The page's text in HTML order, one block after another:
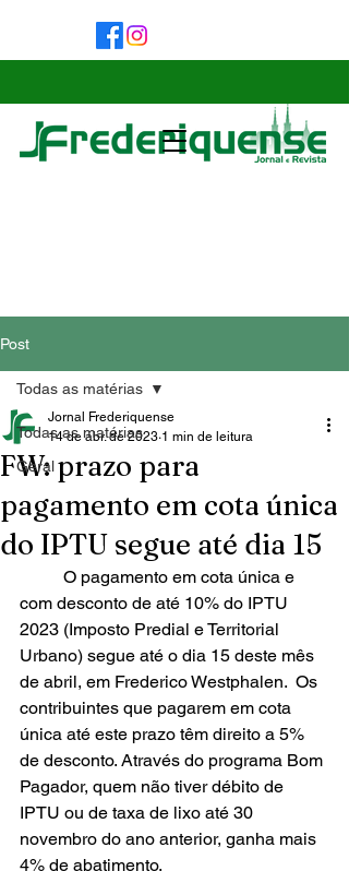
Post
Todas as matérias
Geral
Todas as matérias
FW: prazo para
pagamento em cota única
do IPTU segue até dia 15
Jornal Frederiquense
14 de abr. de 2023 1 min de leitura
com desconto de até 10% do IPTU
2023 (Imposto Predial e Territorial
Urbano) segue até o dia 15 deste mês
de abril, em Frederico Westphalen.  Os
contribuintes que pagarem em cota
única até este prazo têm direito a 5%
de desconto. Através do programa Bom
Pagador, quem não tiver débito de
IPTU ou de taxa de lixo até 30
novembro do ano anterior, ganha mais
4% de abatimento.